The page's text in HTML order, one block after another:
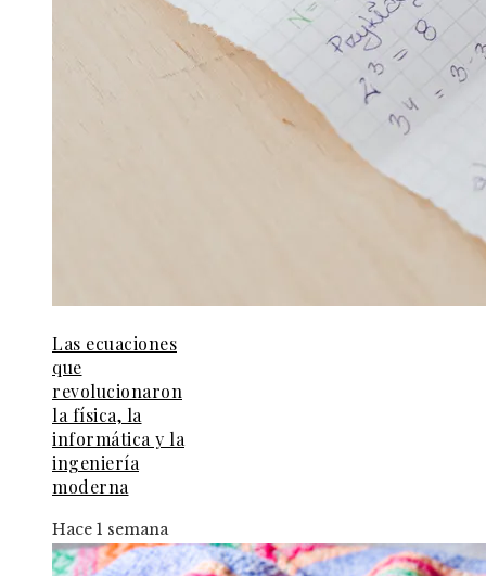
Las ecuaciones
que
revolucionaron
la física, la
informática y la
ingeniería
moderna
Hace 1 semana